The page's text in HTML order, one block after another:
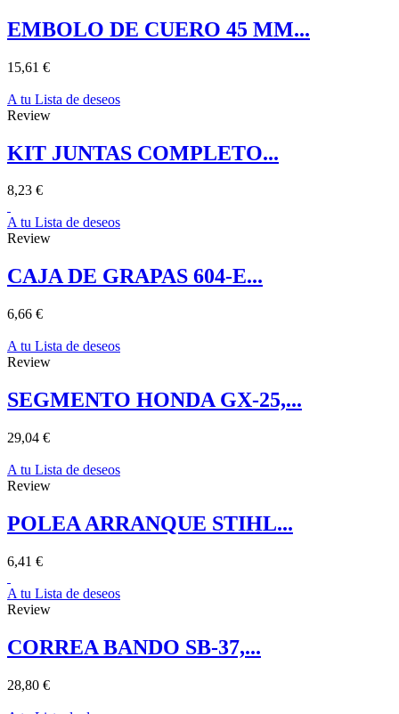
EMBOLO DE CUERO 45 MM...
15,61 €
A tu Lista de deseos
Review
KIT JUNTAS COMPLETO...
8,23 €
A tu Lista de deseos
Review
CAJA DE GRAPAS 604-E...
6,66 €
A tu Lista de deseos
Review
SEGMENTO HONDA GX-25,...
29,04 €
A tu Lista de deseos
Review
POLEA ARRANQUE STIHL...
6,41 €
A tu Lista de deseos
Review
CORREA BANDO SB-37,...
28,80 €